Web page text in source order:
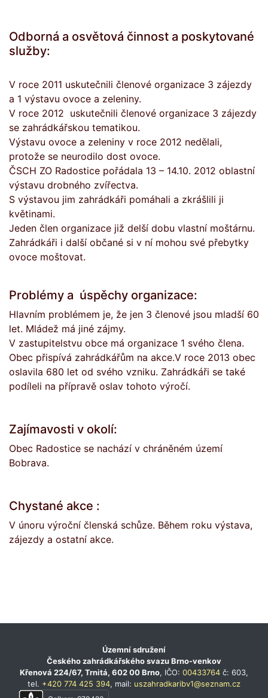
Odborná a osvětová činnost a poskytované
služby:
V roce 2011 uskutečnili členové organizace 3 zájezdy
a 1 výstavu ovoce a zeleniny.
V roce 2012 uskutečnili členové organizace 3 zájezdy
se zahrádkářskou tematikou.
Výstavu ovoce a zeleniny v roce 2012 nedělali,
protože se neurodilo dost ovoce.
ČSCH ZO Radostice pořádala 13 – 14.10. 2012 oblastní
výstavu drobného zvířectva.
S výstavou jim zahrádkáři pomáhali a zkrášlili ji
květinami.
Jeden člen organizace již delší dobu vlastní moštárnu.
Zahrádkáři i další občané si v ní mohou své přebytky
ovoce moštovat.
Problémy a úspěchy organizace:
Hlavním problémem je, že jen 3 členové jsou mladší 60
let. Mládež má jiné zájmy.
V zastupitelstvu obce má organizace 1 svého člena.
Obec přispívá zahrádkářům na akce.V roce 2013 obec
oslavila 680 let od svého vzniku. Zahrádkáři se také
podíleli na přípravě oslav tohoto výročí.
Zajímavosti v okolí:
Obec Radostice se nachází v chráněném území
Bobrava.
Chystané akce :
V únoru výroční členská schůze. Během roku výstava,
zájezdy a ostatní akce.
Územní sdružení
Českého zahrádkářského svazu Brno-venkov
Křenová 224/67, Trnitá, 602 00 Brno, IČO: 00433764 č: 603,
tel. +420 774 425 394, mail: uszahradkaribv1@seznam.cz